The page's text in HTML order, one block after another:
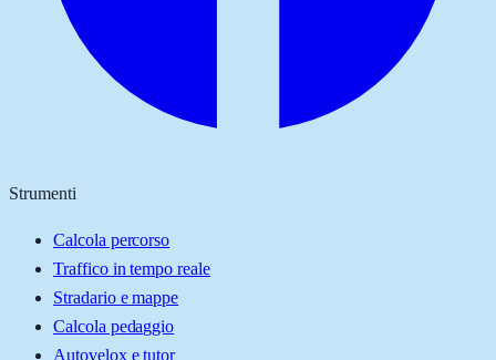
Strumenti
Calcola percorso
Traffico in tempo reale
Stradario e mappe
Calcola pedaggio
Autovelox e tutor